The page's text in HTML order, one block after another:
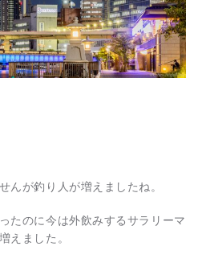
んが釣り人が増えましたね。
たのに今は外飲みするサラリーマ
えました。